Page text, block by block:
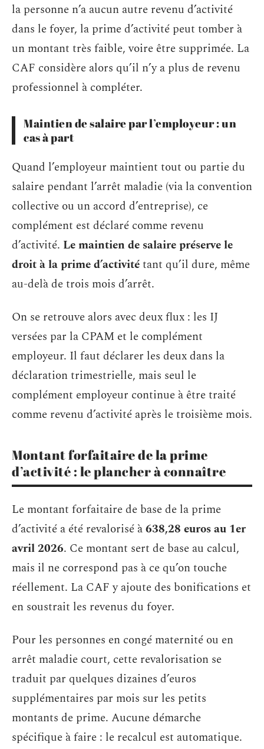
la personne n’a aucun autre revenu d’activité
dans le foyer, la prime d’activité peut tomber à
un montant très faible, voire être supprimée. La
CAF considère alors qu’il n’y a plus de revenu
professionnel à compléter.
Maintien de salaire par l’employeur : un
cas à part
Quand l’employeur maintient tout ou partie du
salaire pendant l’arrêt maladie (via la convention
collective ou un accord d’entreprise), ce
complément est déclaré comme revenu
d’activité. Le maintien de salaire préserve le
droit à la prime d’activitétant qu’il dure, même
au-delà de trois mois d’arrêt.
On se retrouve alors avec deux flux : les IJ
versées par la CPAM et le complément
employeur. Il faut déclarer les deux dans la
déclaration trimestrielle, mais seul le
complément employeur continue à être traité
comme revenu d’activité après le troisième mois.
Montant forfaitaire de la prime
d’activité : le plancher à connaître
Le montant forfaitaire de base de la prime
d’activité a été revalorisé à638,28 euros au 1er
avril 2026. Ce montant sert de base au calcul,
mais il ne correspond pas à ce qu’on touche
réellement. La CAF y ajoute des bonifications et
en soustrait les revenus du foyer.
Pour les personnes en congé maternité ou en
arrêt maladie court, cette revalorisation se
traduit par quelques dizaines d’euros
supplémentaires par mois sur les petits
montants de prime. Aucune démarche
spécifique à faire : le recalcul est automatique.